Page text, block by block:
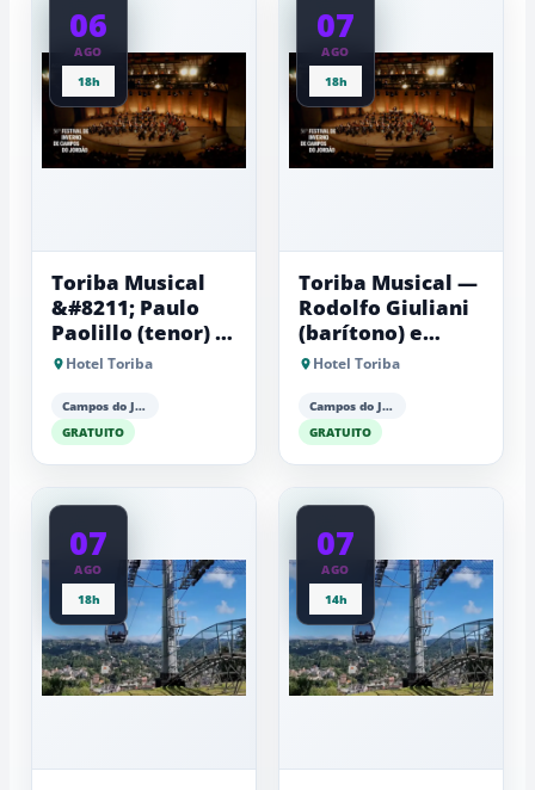
06
AGO
18h
Toriba Musical
&#8211; Paulo
Paolillo (tenor) e
Antonio Luiz
Hotel Toriba
Campos do Jordão
GRATUITO
07
AGO
18h
Toriba Musical —
Rodolfo Giuliani
(barítono) e
Antonio Luiz
Hotel Toriba
Campos do Jordão
GRATUITO
07
AGO
18h
07
AGO
14h